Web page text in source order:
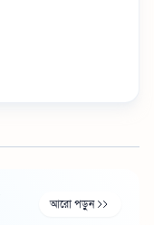
আরো পড়ুন